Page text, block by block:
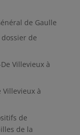
de Gaulle
de
Villevieux à
Villevieux à
de
de la